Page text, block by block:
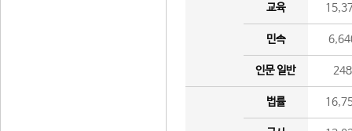
교육
민속
인문 일반 248
법률